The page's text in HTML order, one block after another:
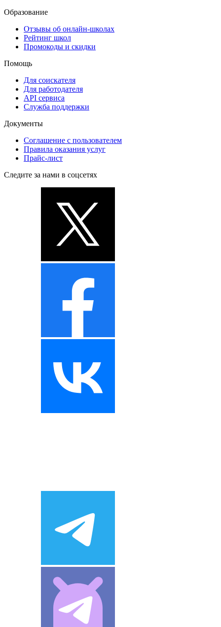
Образование
Отзывы об онлайн-школах
Рейтинг школ
Промокоды и скидки
Помощь
Для соискателя
Для работодателя
API сервиса
Служба поддержки
Документы
Соглашение с пользователем
Правила оказания услуг
Прайс-лист
Следите за нами в соцсетях